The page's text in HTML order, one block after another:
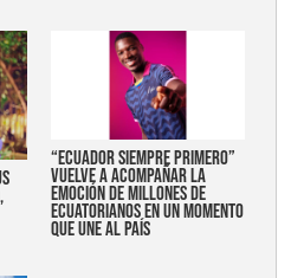
“Ecuador siempre primero”
vuelve a acompañar la
emoción de millones de
ecuatorianos en un momento
que une al país